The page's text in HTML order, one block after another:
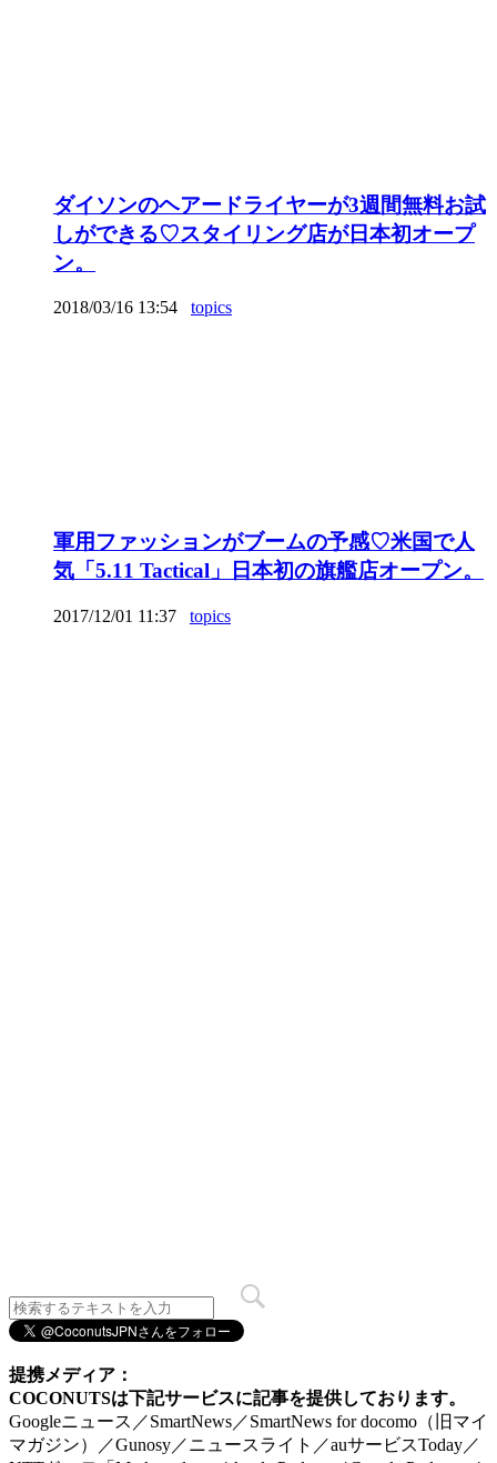
ダイソンのヘアードライヤーが3週間無料お試
しができる♡スタイリング店が日本初オープ
ン。
2018/03/16 13:54 topics
軍用ファッションがブームの予感♡米国で人
気「5.11 Tactical」日本初の旗艦店オープン。
2017/12/01 11:37 topics
提携メディア：
COCONUTSは下記サービスに記事を提供しております。
Googleニュース／SmartNews／SmartNews for docomo（旧マイ
マガジン）／Gunosy／ニュースライト／auサービスToday／